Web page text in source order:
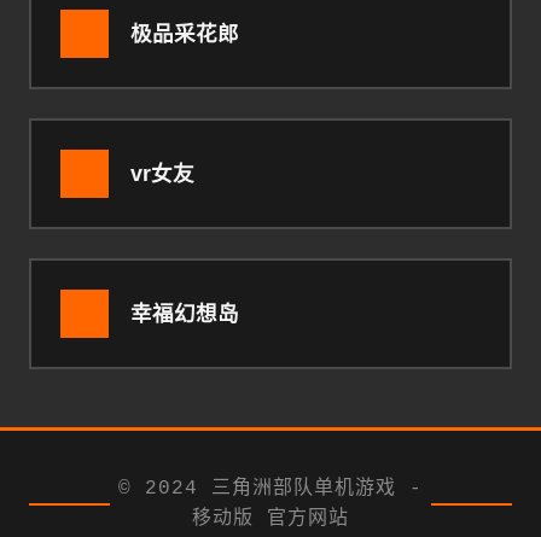
极品采花郎
vr女友
幸福幻想岛
© 2024 三角洲部队单机游戏 -
移动版 官方网站